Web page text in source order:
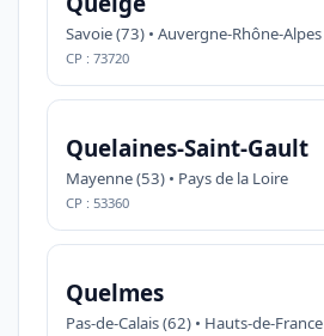
Savoie (73) • Auvergne-Rhône-Alpes
CP : 73720
Quelaines-Saint-Gault
Mayenne (53) • Pays de la Loire
CP : 53360
Quelmes
Pas-de-Calais (62) • Hauts-de-France